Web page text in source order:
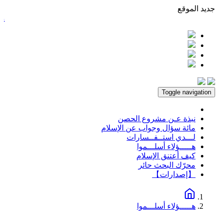
الموقع
من
Toggle navigation
نبذة عـن مشروع الحصن
مائة سؤال وجواب عن الإسلام
لـــدي استــفــسارات
هـــــؤلاء أسلـــموا
كيف أعتنق الإسلام
محرّك البحث حائر
【إصدارات】
هـــــؤلاء أسلـــموا